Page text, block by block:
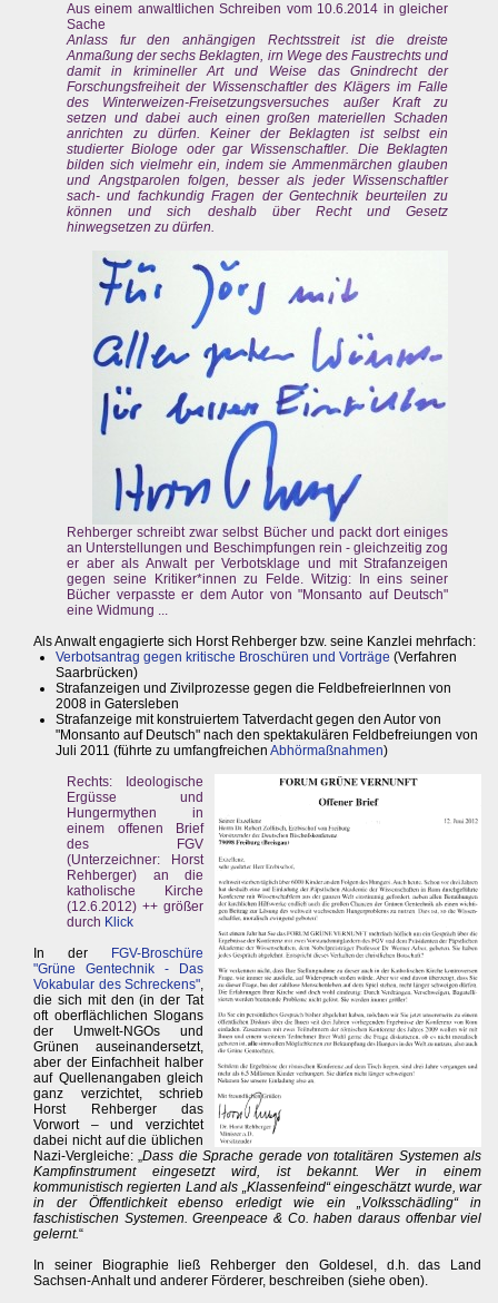
Aus einem anwaltlichen Schreiben vom 10.6.2014 in gleicher
Sache
Anlass fur den anhängigen Rechtsstreit ist die dreiste
Anmaßung der sechs Beklagten, irn Wege des Faustrechts und
damit in krimineller Art und Weise das Gnindrecht der
Forschungsfreiheit der Wissenschaftler des Klägers im Falle
des Winterweizen-Freisetzungsversuches außer Kraft zu
setzen und dabei auch einen großen materiellen Schaden
anrichten zu dürfen. Keiner der Beklagten ist selbst ein
studierter Biologe oder gar Wissenschaftler. Die Beklagten
bilden sich vielmehr ein, indem sie Ammenmärchen glauben
und Angstparolen folgen, besser als jeder Wissenschaftler
sach- und fachkundig Fragen der Gentechnik beurteilen zu
können und sich deshalb über Recht und Gesetz
hinwegsetzen zu dürfen.
Rehberger schreibt zwar selbst Bücher und packt dort einiges
an Unterstellungen und Beschimpfungen rein - gleichzeitig zog
er aber als Anwalt per Verbotsklage und mit Strafanzeigen
gegen seine Kritiker*innen zu Felde. Witzig: In eins seiner
Bücher verpasste er dem Autor von "Monsanto auf Deutsch"
eine Widmung ...
Als Anwalt engagierte sich Horst Rehberger bzw. seine Kanzlei mehrfach:
Verbotsantrag gegen kritische Broschüren und Vorträge (Verfahren
Saarbrücken)
Strafanzeigen und Zivilprozesse gegen die FeldbefreierInnen von
2008 in Gatersleben
Strafanzeige mit konstruiertem Tatverdacht gegen den Autor von
"Monsanto auf Deutsch" nach den spektakulären Feldbefreiungen von
Juli 2011 (führte zu umfangfreichen Abhörmaßnahmen)
Rechts: Ideologische
Ergüsse und
Hungermythen in
einem offenen Brief
des FGV
(Unterzeichner: Horst
Rehberger) an die
katholische Kirche
(12.6.2012) ++ größer
durch Klick
In der
FGV-Broschüre
"Grüne Gentechnik - Das
Vokabular des Schreckens",
die sich mit den (in der Tat
oft oberflächlichen Slogans
der Umwelt-NGOs und
Grünen auseinandersetzt,
aber der Einfachheit halber
auf Quellenangaben gleich
ganz verzichtet, schrieb
Horst Rehberger das
Vorwort – und verzichtet
dabei nicht auf die üblichen
Nazi-Vergleiche: „Dass die Sprache gerade von totalitären Systemen als
Kampfinstrument eingesetzt wird, ist bekannt. Wer in einem
kommunistisch regierten Land als „Klassenfeind“ eingeschätzt wurde, war
in der Öffentlichkeit ebenso erledigt wie ein „Volksschädling“ in
faschistischen Systemen. Greenpeace & Co. haben daraus offenbar viel
gelernt.“
In seiner Biographie ließ Rehberger den Goldesel, d.h. das Land
Sachsen-Anhalt und anderer Förderer, beschreiben (siehe oben).